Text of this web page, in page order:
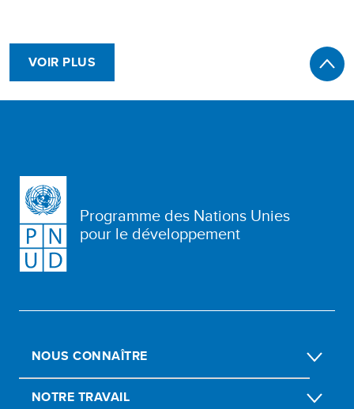
VOIR PLUS
Programme des Nations Unies
pour le développement
NOUS CONNAÎTRE
NOTRE TRAVAIL